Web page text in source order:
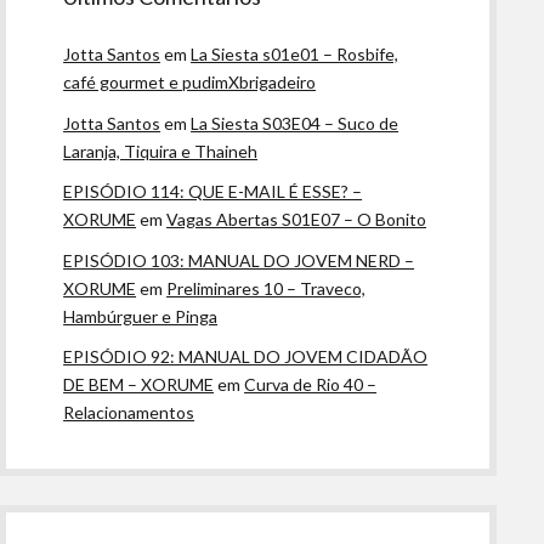
Jotta Santos emLa Siesta s01e01 – Rosbife,
café gourmet e pudimXbrigadeiro
Jotta Santos emLa Siesta S03E04 – Suco de
Laranja, Tiquira e Thaineh
EPISÓDIO 114: QUE E-MAIL É ESSE? –
XORUME emVagas Abertas S01E07 – O Bonito
EPISÓDIO 103: MANUAL DO JOVEM NERD –
XORUME em Preliminares 10 – Traveco,
Hambúrguer e Pinga
EPISÓDIO 92: MANUAL DO JOVEM CIDADÃO
DE BEM – XORUME emCurva de Rio 40 –
Relacionamentos